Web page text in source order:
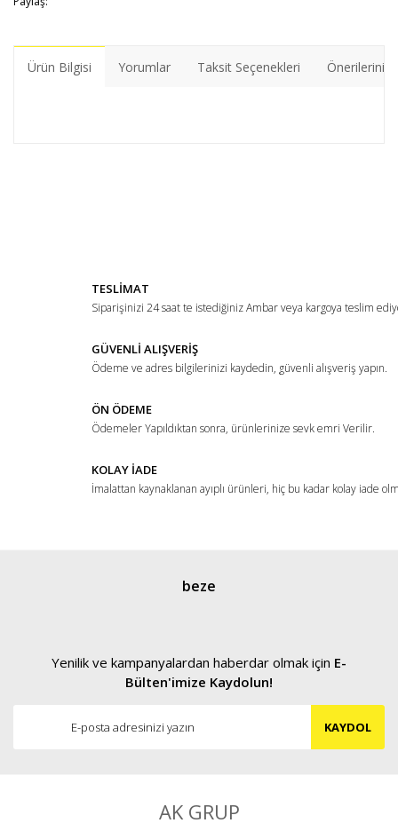
Ürün Bilgisi Yorumlar Taksit Seçenekleri Önerileriniz
Ürün açıklamasında eksik bilgiler bulunuyor.
Ürün fiyatı diğer sitelerden daha pahalı.
Bu ürüne benzer farklı alternatifler olmalı.
Gönder
TESLİMAT
Siparişinizi 24 saat te istediğiniz Ambar veya kargoya teslim
GÜVENLİ ALIŞVERİŞ
Ödeme ve adres bilgilerinizi kaydedin, güvenli alışveriş yapın.
ÖN ÖDEME
Ödemeler Yapıldıktan sonra, ürünlerinize sevk emri Verilir.
KOLAY İADE
İmalattan kaynaklanan ayıplı ürünleri, hiç bu kadar kolay iade
beze
Yenilik ve kampanyalardan haberdar olmak için E-
Bülten'imize Kaydolun!
KAYDOL
AK GRUP